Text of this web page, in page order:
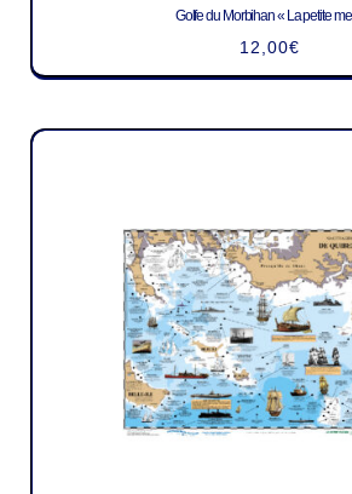
Golfe du Morbihan « La petite
12,00€